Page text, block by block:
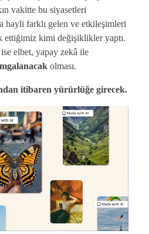
vakitte bu siyasetleri
hayli farklı gelen ve etkileşimleri
ettiğimiz kimi değişiklikler yaptı.
elbet, yapay zekâ ile
olması.
itibaren yürürlüğe girecek.